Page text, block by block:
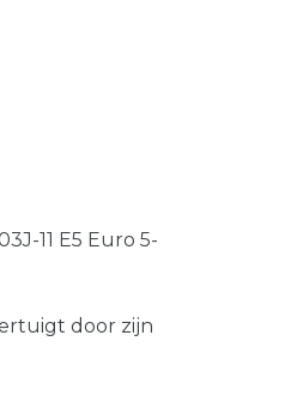
11 E5 Euro 5-
door zijn